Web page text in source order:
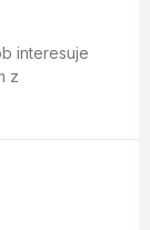
interesuje
z